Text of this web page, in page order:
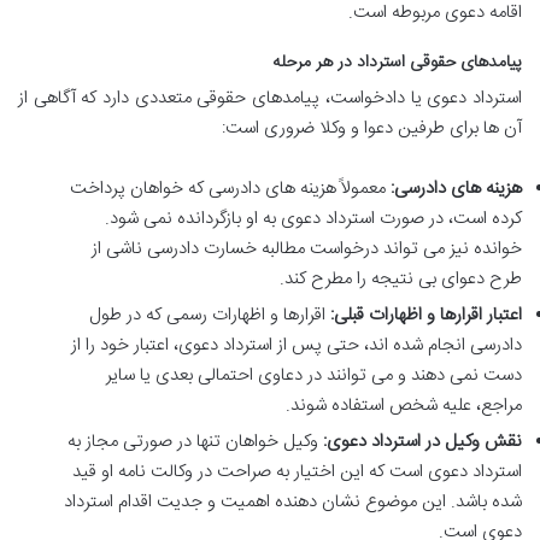
اقامه دعوی مربوطه است.
پیامدهای حقوقی استرداد در هر مرحله
استرداد دعوی یا دادخواست، پیامدهای حقوقی متعددی دارد که آگاهی از
آن ها برای طرفین دعوا و وکلا ضروری است:
هزینه های دادرسی: معمولاً هزینه های دادرسی که خواهان پرداخت
کرده است، در صورت استرداد دعوی به او بازگردانده نمی شود.
خوانده نیز می تواند درخواست مطالبه خسارت دادرسی ناشی از
طرح دعوای بی نتیجه را مطرح کند.
اعتبار اقرارها و اظهارات قبلی: اقرارها و اظهارات رسمی که در طول
دادرسی انجام شده اند، حتی پس از استرداد دعوی، اعتبار خود را از
دست نمی دهند و می توانند در دعاوی احتمالی بعدی یا سایر
مراجع، علیه شخص استفاده شوند.
نقش وکیل در استرداد دعوی: وکیل خواهان تنها در صورتی مجاز به
استرداد دعوی است که این اختیار به صراحت در وکالت نامه او قید
شده باشد. این موضوع نشان دهنده اهمیت و جدیت اقدام استرداد
دعوی است.